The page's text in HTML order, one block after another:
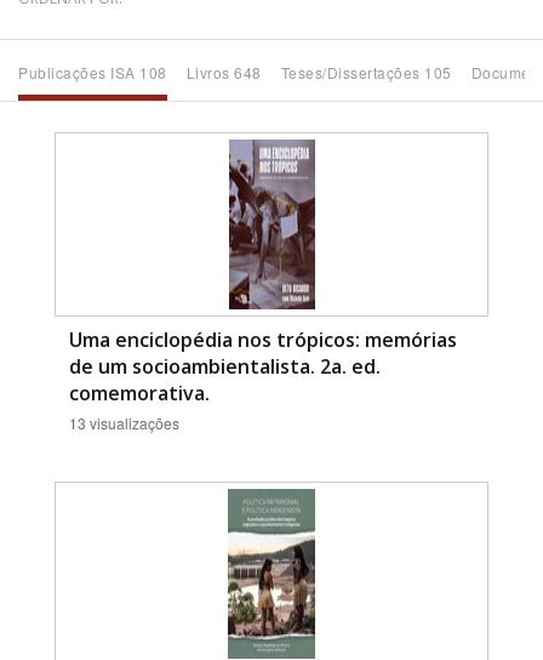
Área Protegida
Publicações ISA 108 Livros 648 Teses/Dissertações 105
Uma enciclopédia nos trópicos: memórias
de um socioambientalista. 2a. ed.
comemorativa.
13 visualizações